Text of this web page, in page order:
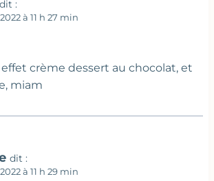
dit :
à 11 h 27 min
crème dessert au chocolat, et
miam
dit :
à 11 h 29 min